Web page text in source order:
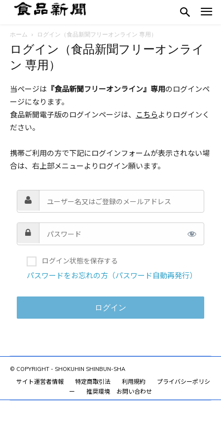
ホーム ログイン（食品新聞フリーオンライン 専用）
ログイン（食品新聞フリーオンライ
ン 専用）
当ページは 『食品新聞フリーオンライン』専用のログインペ
ージになります。
食品新聞電子版のログインページは、 こちらよりログインく
ださい。
携帯ご利用の方で下記にログインフォームが表示されない場
合は、右上部メニューよりログイン願います。
ログイン状態を保存する
パスワードをお忘れの方（パスワード自動再発行）
© COPYRIGHT - SHOKUHIN SHINBUN-SHA
サイト運営者情報 特定商取引法 利用規約
プライバシーポリシ
ー
推奨環境 お問い合わせ